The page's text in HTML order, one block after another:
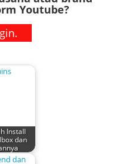
Youtube?
Install
dan